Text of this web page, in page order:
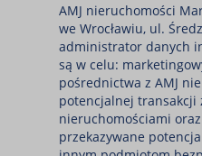
AMJ nieruchomości
we Wrocławiu, ul.
administrator danych
są w celu:
pośrednictwa z AMJ
potencjalnej transakcji
nieruchomościami
przekazywane